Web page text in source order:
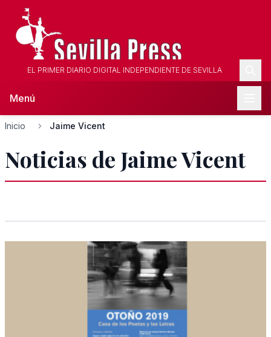
EL PRIMER DIARIO DIGITAL INDEPENDIENTE DE SEVILLA
Menú
Inicio Jaime Vicent
Noticias de Jaime Vicent